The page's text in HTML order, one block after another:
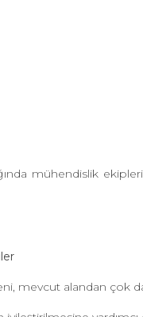
mühendislik
mevcut alandan çok